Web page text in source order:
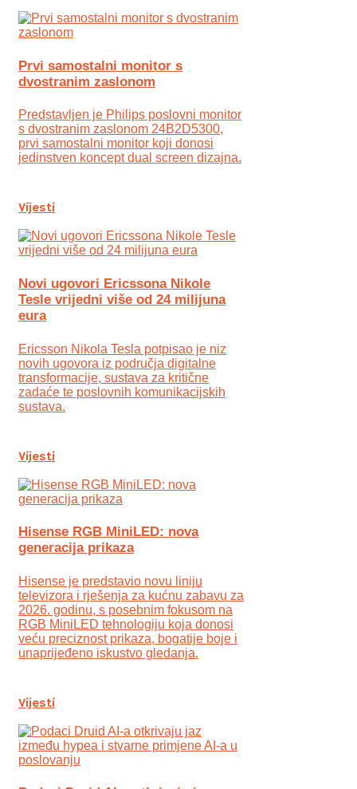
Prvi samostalni monitor s
dvostranim zaslonom
Predstavljen je Philips poslovni monitor
s dvostranim zaslonom 24B2D5300,
prvi samostalni monitor koji donosi
jedinstven koncept dual screen dizajna.
Vijesti
Novi ugovori Ericssona Nikole
Tesle vrijedni više od 24 milijuna
eura
Ericsson Nikola Tesla potpisao je niz
novih ugovora iz područja digitalne
transformacije, sustava za kritične
zadaće te poslovnih komunikacijskih
sustava.
Vijesti
Hisense RGB MiniLED: nova
generacija prikaza
Hisense je predstavio novu liniju
televizora i rješenja za kućnu zabavu za
2026. godinu, s posebnim fokusom na
RGB MiniLED tehnologiju koja donosi
veću preciznost prikaza, bogatije boje i
unaprijeđeno iskustvo gledanja.
Vijesti